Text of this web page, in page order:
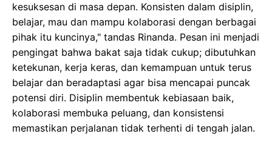
kesuksesan di masa depan. Konsisten dalam disiplin,
belajar, mau dan mampu kolaborasi dengan berbagai
pihak itu kuncinya," tandas Rinanda. Pesan ini menjadi
pengingat bahwa bakat saja tidak cukup; dibutuhkan
ketekunan, kerja keras, dan kemampuan untuk terus
belajar dan beradaptasi agar bisa mencapai puncak
potensi diri. Disiplin membentuk kebiasaan baik,
kolaborasi membuka peluang, dan konsistensi
memastikan perjalanan tidak terhenti di tengah jalan.